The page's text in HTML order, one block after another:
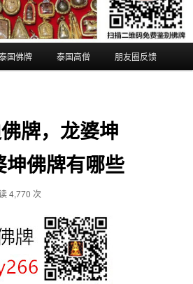
国佛牌 泰国高僧 朋友圈反馈
牌，龙婆坤
佛牌有哪些
4,770 次